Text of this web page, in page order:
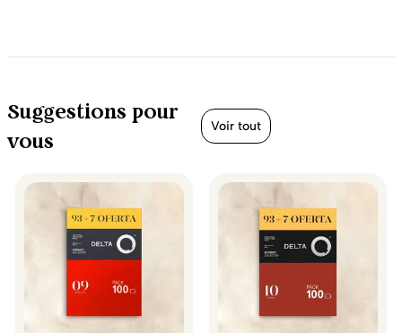
Suggestions pour
vous
Voir tout